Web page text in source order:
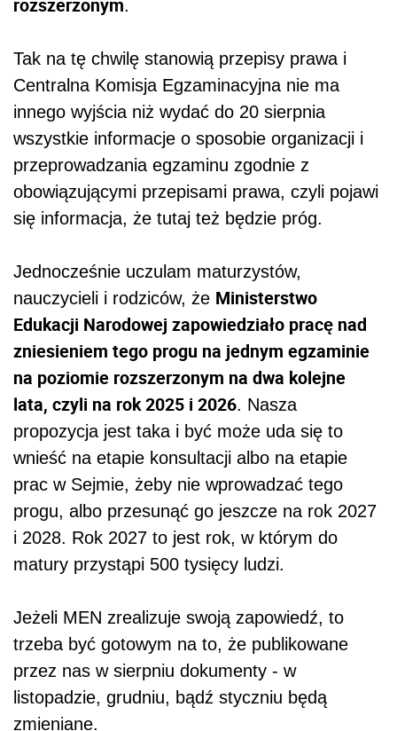
rozszerzonym.
Tak na tę chwilę stanowią przepisy prawa i
Centralna Komisja Egzaminacyjna nie ma
innego wyjścia niż wydać do 20 sierpnia
wszystkie informacje o sposobie organizacji i
przeprowadzania egzaminu zgodnie z
obowiązującymi przepisami prawa, czyli pojawi
się informacja, że tutaj też będzie próg.
Jednocześnie uczulam maturzystów,
nauczycieli i rodziców, że Ministerstwo
Edukacji Narodowej zapowiedziało pracę nad
zniesieniem tego progu na jednym egzaminie
na poziomie rozszerzonym na dwa kolejne
lata, czyli na rok 2025 i 2026. Nasza
propozycja jest taka i być może uda się to
wnieść na etapie konsultacji albo na etapie
prac w Sejmie, żeby nie wprowadzać tego
progu, albo przesunąć go jeszcze na rok 2027
i 2028. Rok 2027 to jest rok, w którym do
matury przystąpi 500 tysięcy ludzi.
Jeżeli MEN zrealizuje swoją zapowiedź, to
trzeba być gotowym na to, że publikowane
przez nas w sierpniu dokumenty - w
listopadzie, grudniu, bądź styczniu będą
zmieniane.